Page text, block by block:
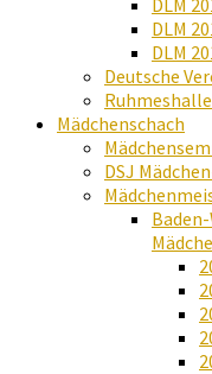
DLM
DLM
DLM
Deutsche
Mädchenschach
DSJ